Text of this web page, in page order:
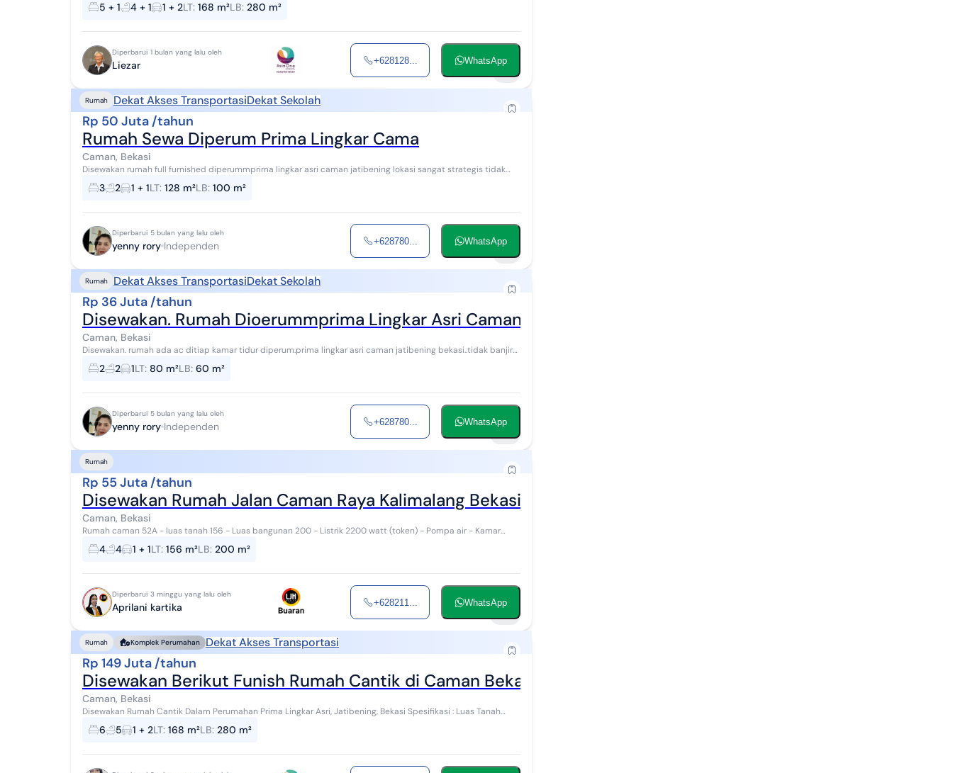
5 + 1 4 + 1 1 + 2LT: 168 m²LB: 280 m²
Diperbarui 1 bulan yang lalu oleh
Liezar +628128... WhatsApp
Rumah Dekat Akses TransportasiDekat Sekolah
Rp 50 Juta /tahun
Rumah Sewa Diperum Prima Lingkar Cama
Caman, Bekasi
Disewakan rumah full furnished diperummprima lingkar asri caman jatibening lokasi sangat strategis tidak
banjir..dekat stasiun LRT Cikunir 1 dn dek...
3 2 1 + 1LT: 128 m²LB: 100 m²
Diperbarui 5 bulan yang lalu oleh
yenny rory Independen +628780... WhatsApp
Rumah Dekat Akses TransportasiDekat Sekolah
Rp 36 Juta /tahun
Disewakan. Rumah Dioerummprima Lingkar Asri Caman Jatibening Bekasi
Caman, Bekasi
Disewakan. rumah ada ac ditiap kamar tidur diperum.prima lingkar asri caman jatibening bekasi..tidak banjir
lokasi sangat strategis..dekat stasiun ...
2 2 1LT: 80 m²LB: 60 m²
Diperbarui 5 bulan yang lalu oleh
yenny rory Independen +628780... WhatsApp
Rumah
Rp 55 Juta /tahun
Disewakan Rumah Jalan Caman Raya Kalimalang Bekasi Barat
Caman, Bekasi
Rumah caman 52A - luas tanah 156 - Luas bangunan 200 - Listrik 2200 watt (token) - Pompa air - Kamar
tidur 4 - Kamar mandi 4 Deposit 5juta Harga se...
4 4 1 + 1LT: 156 m²LB: 200 m²
Diperbarui 3 minggu yang lalu oleh
Aprilani kartika +628211... WhatsApp
Rumah Komplek Perumahan Dekat Akses Transportasi
Rp 149 Juta /tahun
Disewakan Berikut Funish Rumah Cantik di Caman Bekasi Rumah Bagus di Caman
Caman, Bekasi
Disewakan Rumah Cantik Dalam Perumahan Prima Lingkar Asri, Jatibening, Bekasi Spesifikasi : Luas Tanah
168m2 Luas Bangunan 280m2 kamar tidur 5 bu...
6 5 1 + 2LT: 168 m²LB: 280 m²